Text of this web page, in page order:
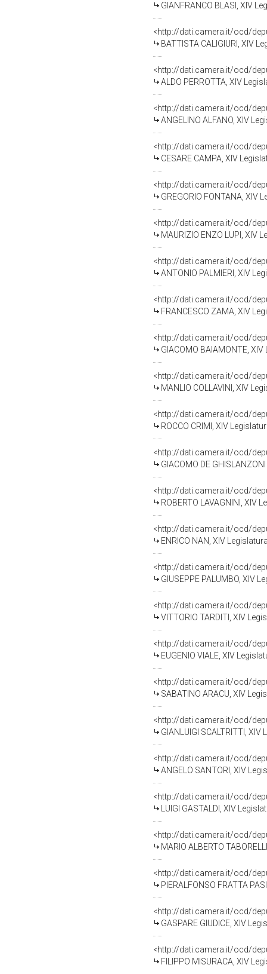
GIANFRANCO BLASI, XIV
<http://dati.camera.it/ocd/
BATTISTA CALIGIURI, XIV
<http://dati.camera.it/ocd/
ALDO PERROTTA, XIV
<http://dati.camera.it/ocd/
ANGELINO ALFANO, XIV
<http://dati.camera.it/ocd/
CESARE CAMPA, XIV
<http://dati.camera.it/ocd/
GREGORIO FONTANA, XIV
<http://dati.camera.it/ocd/
MAURIZIO ENZO LUPI, XIV
<http://dati.camera.it/ocd/
ANTONIO PALMIERI, XIV
<http://dati.camera.it/ocd/
FRANCESCO ZAMA, XIV
<http://dati.camera.it/ocd/
GIACOMO BAIAMONTE,
<http://dati.camera.it/ocd/
MANLIO COLLAVINI, XIV
<http://dati.camera.it/ocd/
ROCCO CRIMI, XIV
<http://dati.camera.it/ocd/
GIACOMO DE
<http://dati.camera.it/ocd/
ROBERTO LAVAGNINI, XIV
<http://dati.camera.it/ocd/
ENRICO NAN, XIV
<http://dati.camera.it/ocd/
GIUSEPPE PALUMBO, XIV
<http://dati.camera.it/ocd/
VITTORIO TARDITI, XIV
<http://dati.camera.it/ocd/
EUGENIO VIALE, XIV
<http://dati.camera.it/ocd/
SABATINO ARACU, XIV
<http://dati.camera.it/ocd/
GIANLUIGI SCALTRITTI,
<http://dati.camera.it/ocd/
ANGELO SANTORI, XIV
<http://dati.camera.it/ocd/
LUIGI GASTALDI, XIV
<http://dati.camera.it/ocd/
MARIO ALBERTO
<http://dati.camera.it/ocd/
PIERALFONSO FRATTA
<http://dati.camera.it/ocd/
GASPARE GIUDICE, XIV
<http://dati.camera.it/ocd/
FILIPPO MISURACA, XIV